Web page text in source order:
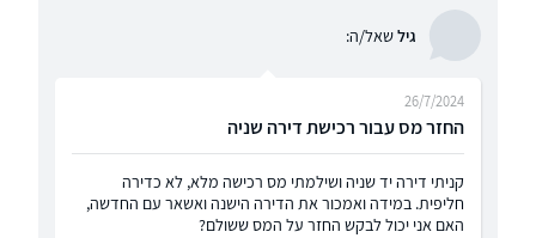
גילשאל/ה:
החזר מס עבור רכישת דירה שניה
26/7/2024
קניתי דירה יד שניה ושילמתי מס רכישה מלא, לא כדירה
חליפית. במידה ואמכור את הדירה הישנה ואשאר עם החדשה,
האם אני יכול לבקש החזר על המס ששולם?